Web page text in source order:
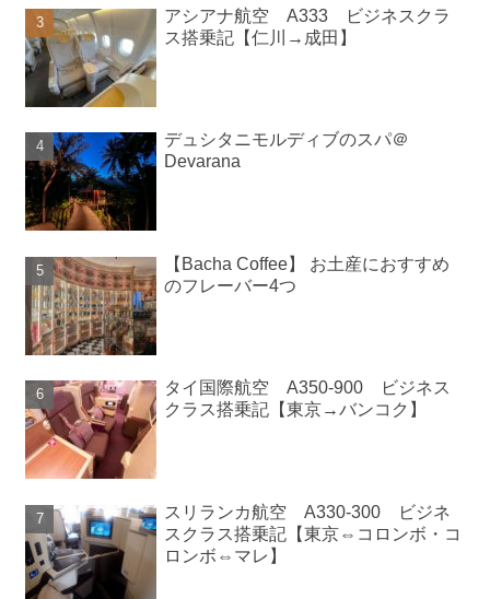
アシアナ航空 A333 ビジネスクラ
ス搭乗記【仁川→成田】
デュシタニモルディブのスパ＠
Devarana
【Bacha Coffee】 お土産におすすめ
のフレーバー4つ
タイ国際航空 A350-900 ビジネス
クラス搭乗記【東京→バンコク】
スリランカ航空 A330-300 ビジネ
スクラス搭乗記【東京⇔コロンボ・コ
ロンボ⇔マレ】